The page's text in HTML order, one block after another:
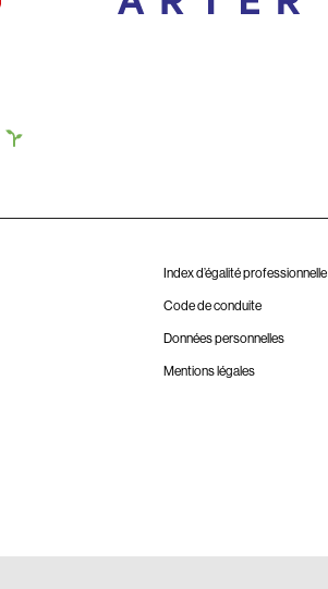
Index d’égalité professionnelle
Code de conduite
Données personnelles
Mentions légales